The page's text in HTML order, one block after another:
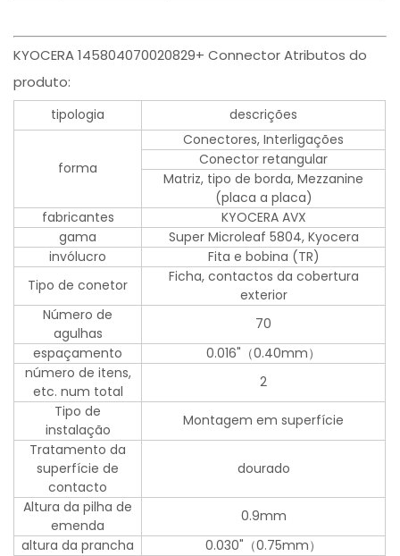
KYOCERA 145804070020829+ Connector Atributos do
produto:
tipologia descrições
forma
Conectores, Interligações
Conector retangular
Matriz, tipo de borda, Mezzanine
(placa a placa)
fabricantes
KYOCERA AVX
gama
Super Microleaf 5804, Kyocera
invólucro
Fita e bobina (TR)
Tipo de conetor
Ficha, contactos da cobertura
exterior
Número de
agulhas
70
espaçamento
0.016"（0.40mm）
número de itens,
etc. num total
2
Tipo de
instalação
Montagem em superfície
Tratamento da
superfície de
contacto
dourado
Altura da pilha de
emenda
0.9mm
altura da prancha
0.030"（0.75mm）